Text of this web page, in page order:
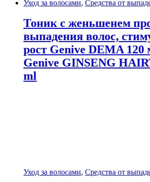
Уход за волосами, Средства от
Тоник с женьшенем
выпадения волос,
рост Genive DEMA
Genive GINSENG
ml
Уход за волосами, Средства от